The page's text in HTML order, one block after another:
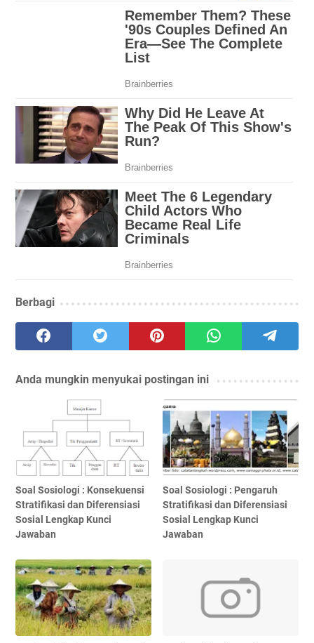
Berbagi
Anda mungkin menyukai postingan ini
Soal Sosiologi : Konsekuensi
Stratifikasi dan Diferensiasi
Sosial Lengkap Kunci
Jawaban
Soal Sosiologi : Pengaruh
Stratifikasi dan Diferensiasi
Sosial Lengkap Kunci
Jawaban